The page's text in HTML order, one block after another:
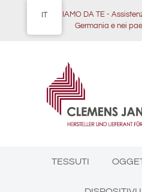
NOI VENIAMO DA TE -
Germania e nei
TESSUTI
IT